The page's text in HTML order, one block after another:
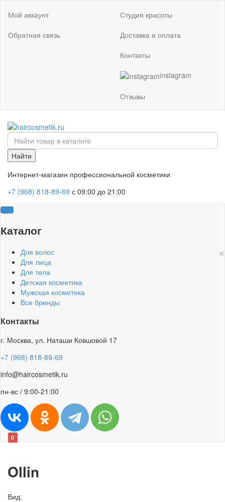
Мой аккаунт
Обратная связь
Студия красоты
Доставка и оплата
Контакты
instagram
Отзывы
Найти
Интернет-магазин профессиональной косметики
+7 (968) 818-89-69 с 09:00 до 21:00
Каталог
×
Для волос
Для лица
Для тела
Детская косметика
Мужская косметика
Все бренды
Контакты
г. Москва, ул. Наташи Ковшовой 17
+7 (968) 818-89-69
info@haircosmetik.ru
пн-вс / 9:00-21:00
0
Ollin
Вид: